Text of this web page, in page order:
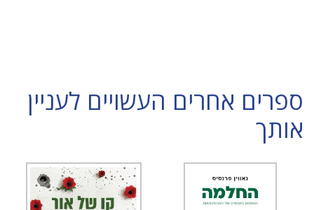
ספרים אחרים העשויים לעניין
אותך